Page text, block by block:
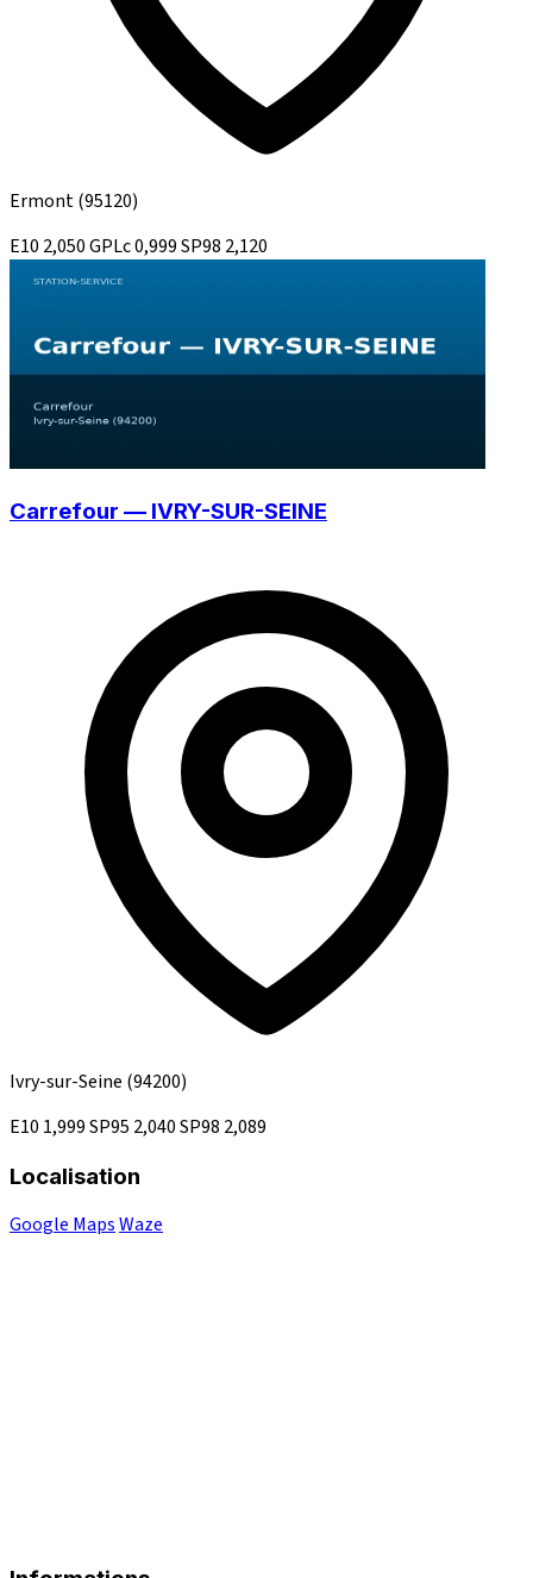
Ermont(95120)
E10 2,050GPLc0,999SP98 2,120
Carrefour — IVRY-SUR-SEINE
Ivry-sur-Seine (94200)
E10 1,999SP95 2,040SP98 2,089
Localisation
Google MapsWaze